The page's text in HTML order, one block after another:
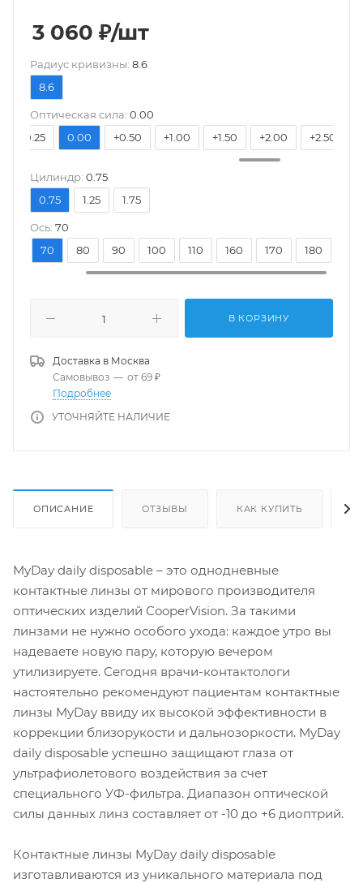
3 060 ₽/шт
Pадиус кривизны: 8.6
8.6
Оптическая сила: 0.00
-0.25
0.00 +0.50 +1.00 +1.50 +2.00 +2.50
Цилиндр: 0.75
0.75
1.25 1.75
Ось: 70
70 80 90 100 110 160 170 180
В КОРЗИНУ
Доставка в Москва
Самовывоз — от 69 ₽
Подробнее
УТОЧНЯЙТЕ НАЛИЧИЕ
ОПИСАНИЕ ОТЗЫВЫ КАК КУПИТЬ
MyDay daily disposable – это однодневные
контактные линзы от мирового производителя
оптических изделий CooperVision. За такими
линзами не нужно особого ухода: каждое утро вы
надеваете новую пару, которую вечером
утилизируете. Сегодня врачи-контактологи
настоятельно рекомендуют пациентам контактные
линзы MyDay ввиду их высокой эффективности в
коррекции близорукости и дальнозоркости. MyDay
daily disposable успешно защищают глаза от
ультрафиолетового воздействия за счет
специального УФ-фильтра. Диапазон оптической
силы данных линз составляет от -10 до +6 диоптрий.
Контактные линзы MyDay daily disposable
изготавливаются из уникального материала под